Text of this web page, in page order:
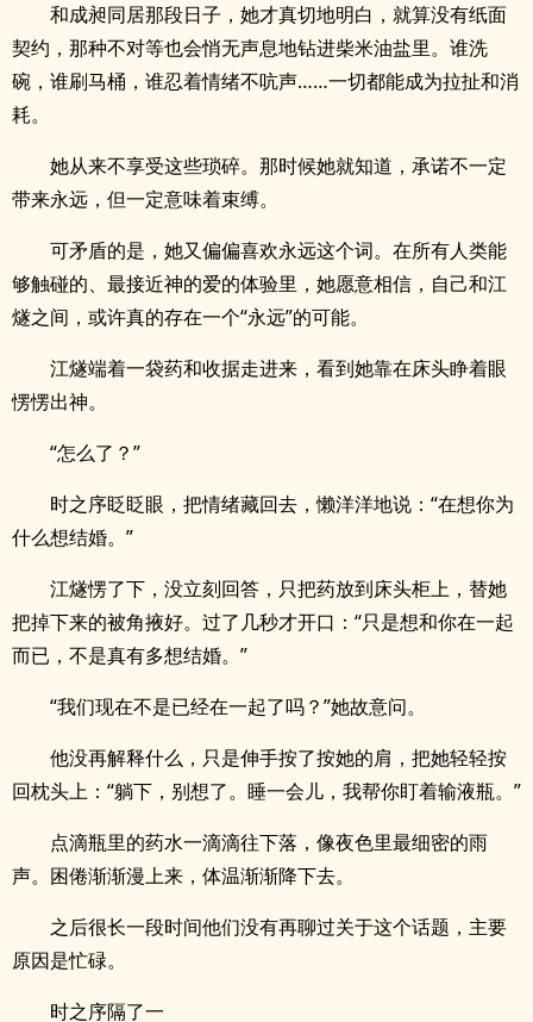
和成昶同居那段日子，她才真切地明白，就算没有纸面
契约，那种不对等也会悄无声息地钻进柴米油盐里。谁洗
碗，谁刷马桶，谁忍着情绪不吭声……一切都能成为拉扯和消
耗。
她从来不享受这些琐碎。那时候她就知道，承诺不一定
带来永远，但一定意味着束缚。
可矛盾的是，她又偏偏喜欢永远这个词。在所有人类能
够触碰的、最接近神的爱的体验里，她愿意相信，自己和江
燧之间，或许真的存在一个“永远”的可能。
江燧端着一袋药和收据走进来，看到她靠在床头睁着眼
愣愣出神。
“怎么了？”
时之序眨眨眼，把情绪藏回去，懒洋洋地说：“在想你为
什么想结婚。”
江燧愣了下，没立刻回答，只把药放到床头柜上，替她
把掉下来的被角掖好。过了几秒才开口：“只是想和你在一起
而已，不是真有多想结婚。”
“我们现在不是已经在一起了吗？”她故意问。
他没再解释什么，只是伸手按了按她的肩，把她轻轻按
回枕头上：“躺下，别想了。睡一会儿，我帮你盯着输液瓶。”
点滴瓶里的药水一滴滴往下落，像夜色里最细密的雨
声。困倦渐渐漫上来，体温渐渐降下去。
之后很长一段时间他们没有再聊过关于这个话题，主要
原因是忙碌。
时之序隔了一